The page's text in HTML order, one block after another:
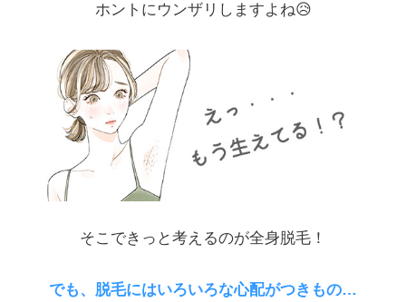
ホントにウンザリしますよね😥
そこできっと考えるのが全身脱毛！
でも、脱毛にはいろいろな心配がつきもの…